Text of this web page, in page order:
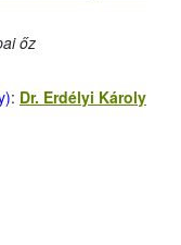
őz
: Dr. Erdélyi Károly